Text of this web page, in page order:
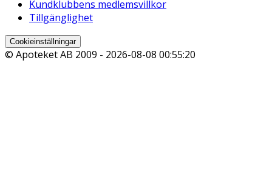
Kundklubbens medlemsvillkor
Tillgänglighet
Cookieinställningar
© Apoteket AB 2009 - 2026-08-08 00:55:20